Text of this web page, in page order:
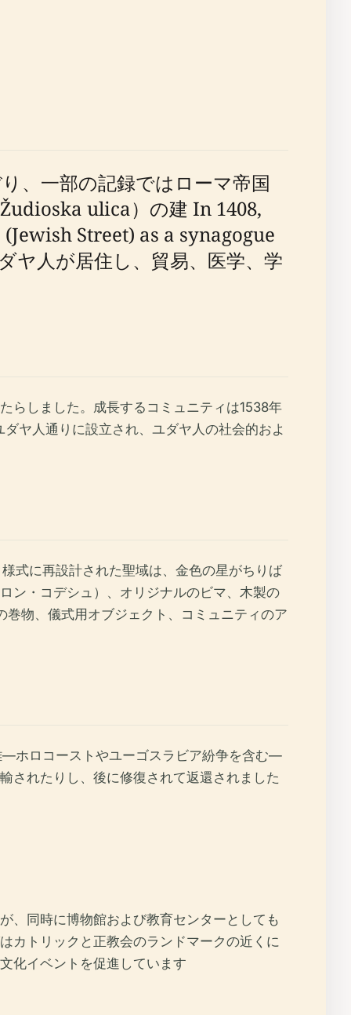
、一部の記録ではローマ帝国
ulica）の建 In 1408,
Street) as a synagogue
ヤ人が居住し、貿易、医学、学
らしました。成長するコミュニティは1538年
ヤ人通りに設立され、ユダヤ人の社会的およ
式に再設計された聖域は、金色の星がちりば
ン・コデシュ）、オリジナルのビマ、木製の
巻物、儀式用オブジェクト、コミュニティのア
—ホロコーストやユーゴスラビア紛争を含む—
されたりし、後に修復されて返還されました
、同時に博物館および教育センターとしても
カトリックと正教会のランドマークの近くに
化イベントを促進しています